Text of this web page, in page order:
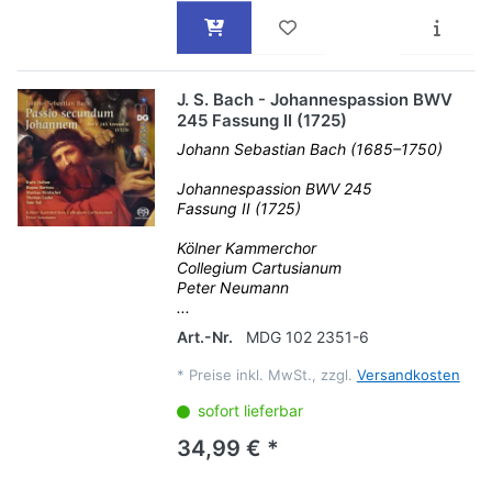
J. S. Bach - Johannespassion BWV
245 Fassung II (1725)
Johann Sebastian Bach (1685–1750)
Johannespassion BWV 245
Fassung II (1725)
Kölner Kammerchor
Collegium Cartusianum
Peter Neumann
...
Art.-Nr.
MDG 102 2351-6
* Preise inkl. MwSt., zzgl. Versandkosten
sofort lieferbar
34,99 € *